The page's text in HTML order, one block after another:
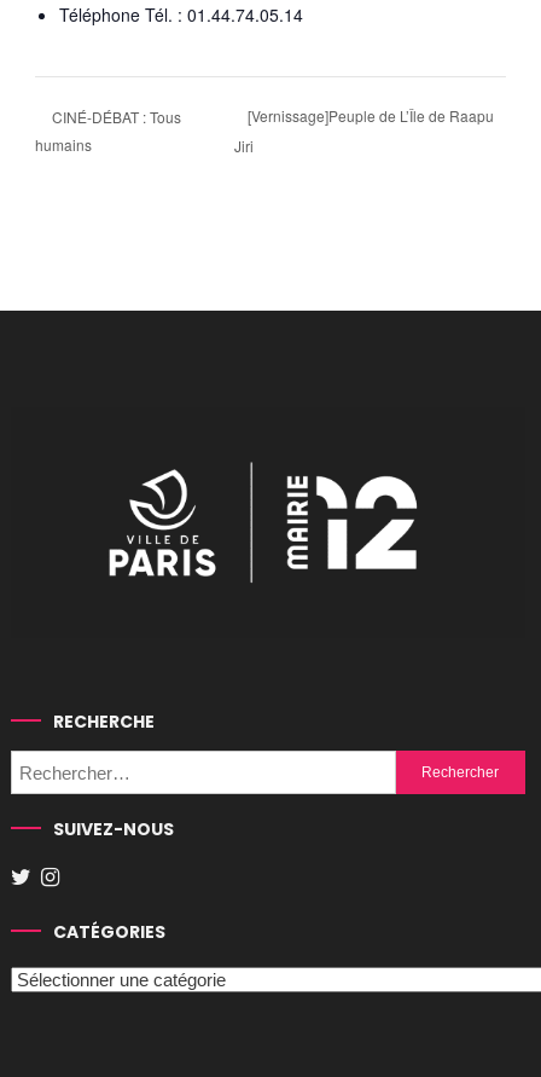
Téléphone Tél. : 01.44.74.05.14
CINÉ-DÉBAT : Tous
humains
[Vernissage]Peuple de L’Île de Raapu
Jiri
RECHERCHE
Rechercher :
SUIVEZ-NOUS
CATÉGORIES
Catégories